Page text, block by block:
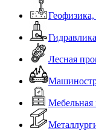
Геофизика,
Лесная